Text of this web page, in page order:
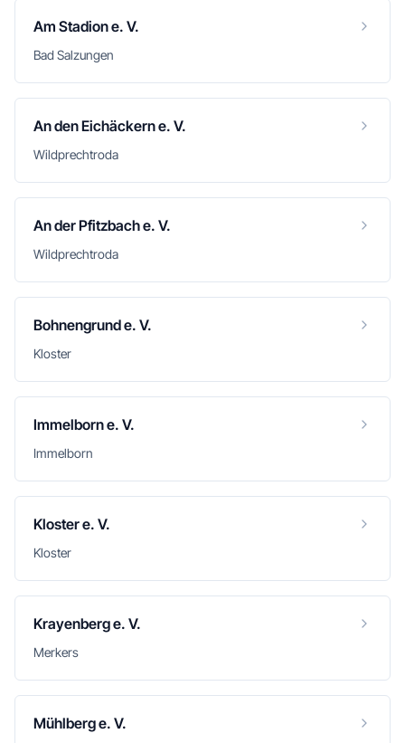
Am Stadion e. V.
Bad Salzungen
An den Eichäckern e. V.
Wildprechtroda
An der Pfitzbach e. V.
Wildprechtroda
Bohnengrund e. V.
Kloster
Immelborn e. V.
Immelborn
Kloster e. V.
Kloster
Krayenberg e. V.
Merkers
Mühlberg e. V.